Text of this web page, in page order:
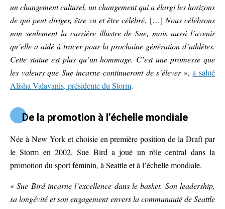
un changement culturel, un changement qui a élargi les horizons
de qui peut diriger, être vu et être célébré. […]Nous célébrons
non seulement la carrière illustre de Sue, mais aussi l’avenir
qu’elle a aidé à tracer pour la prochaine génération d’athlètes.
Cette statue est plus qu’un hommage. C’est une promesse que
les valeurs que Sue incarne continueront de s’élever»,a salué
Alisha Valavanis, présidente du Storm.
De la promotion à l’échelle mondiale
Née à New York et choisie en première position de la Draft par
le Storm en 2002, Sue Bird a joué un rôle central dans la
promotion du sport féminin, à Seattle et à l’échelle mondiale.
«Sue Bird incarne l’excellence dans le basket. Son leadership,
sa longévité et son engagement envers la communauté de Seattle